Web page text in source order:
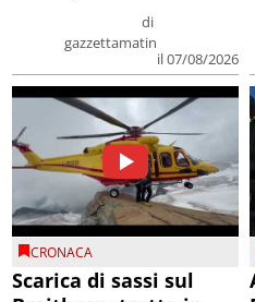
di
gazzettamatin
il 07/08/2026
CRONACA
Scarica di sassi sul